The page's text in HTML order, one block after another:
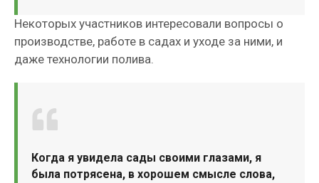
Некоторых участников интересовали вопросы о
производстве, работе в садах и уходе за ними, и
даже технологии полива.
Когда я увидела сады своими глазами, я
была потрясена, в хорошем смысле слова,